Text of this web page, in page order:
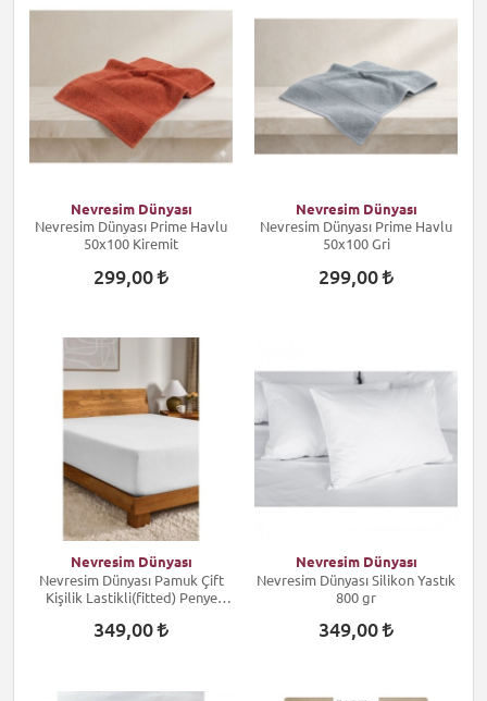
Nevresim Dünyası
Nevresim Dünyası Prime Havlu
50x100 Kiremit
299,00
Nevresim Dünyası
Nevresim Dünyası Prime Havlu
50x100 Gri
299,00
Nevresim Dünyası
Nevresim Dünyası Pamuk Çift
Kişilik Lastikli(fitted) Penye
349,00
Nevresim Dünyası
Nevresim Dünyası Silikon Yastık
800 gr
349,00